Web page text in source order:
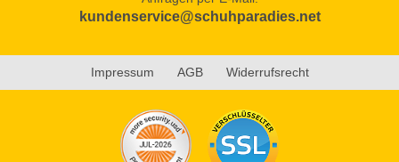
kundenservice@schuhparadies.net
Impressum AGB Widerrufsrecht